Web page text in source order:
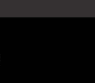
PRZYSZŁOŚĆ